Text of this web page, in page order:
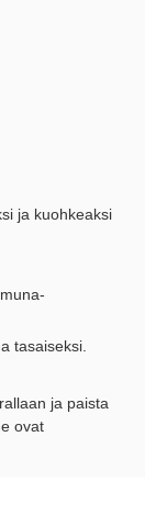
ja kuohkeaksi
tasaiseksi.
ja paista
ovat